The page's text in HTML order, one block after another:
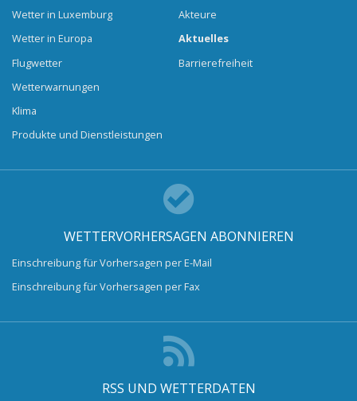
Wetter in Luxemburg
Wetter in Europa
Flugwetter
Wetterwarnungen
Klima
Produkte und Dienstleistungen
Akteure
Aktuelles
Barrierefreiheit
WETTERVORHERSAGEN ABONNIEREN
Einschreibung für Vorhersagen per E-Mail
Einschreibung für Vorhersagen per Fax
RSS UND WETTERDATEN